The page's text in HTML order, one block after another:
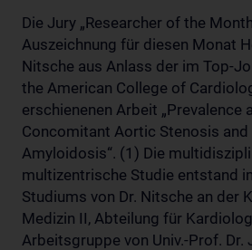
Die Jury „Researcher of the
Auszeichnung für diesen Monat
Nitsche aus Anlass der im Top-
the American College of
erschienenen Arbeit „Prevalence
Concomitant Aortic Stenosis and
Amyloidosis“. (1) Die
multizentrische Studie entstand
Studiums von Dr. Nitsche an der
Medizin II, Abteilung für
Arbeitsgruppe von Univ.-Prof. Dr.